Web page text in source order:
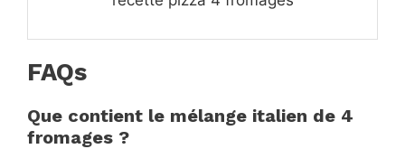
FAQs
Que contient le mélange italien de 4
fromages ?